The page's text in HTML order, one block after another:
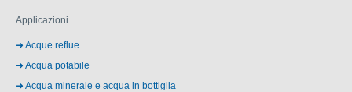
Applicazioni
Acque reflue
Acqua potabile
Acqua minerale e acqua in bottiglia